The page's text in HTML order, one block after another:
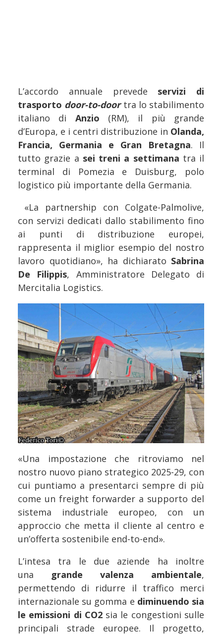
L’accordo annuale prevede servizi di
trasporto door-to-doortra lo stabilimento
italiano di Anzio (RM), il più grande
d’Europa, e i centri distribuzione in Olanda,
Francia, Germania e Gran Bretagna. Il
tutto grazie a sei treni a settimana tra il
terminal di Pomezia e Duisburg, polo
logistico più importante della Germania.
«La partnership con Colgate-Palmolive,
con servizi dedicati dallo stabilimento fino
ai punti di distribuzione europei,
rappresenta il miglior esempio del nostro
lavoro quotidiano», ha dichiarato Sabrina
De Filippis, Amministratore Delegato di
Mercitalia Logistics.
«Una impostazione che ritroviamo nel
nostro nuovo piano strategico 2025-29, con
cui puntiamo a presentarci sempre di più
come un freight forwarder a supporto del
sistema industriale europeo, con un
approccio che metta il cliente al centro e
un’offerta sostenibile end-to-end».
L’intesa tra le due aziende ha inoltre
una grande valenza ambientale,
permettendo di ridurre il traffico merci
internazionale su gomma e diminuendo sia
le emissioni di CO2sia le congestioni sulle
principali strade europee. Il progetto,